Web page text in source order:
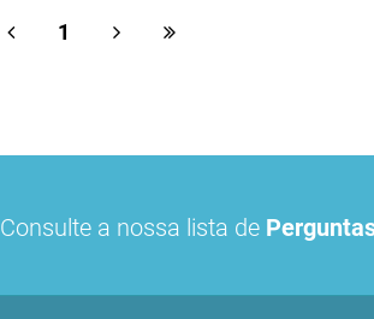
1
Consulte a nossa lista de